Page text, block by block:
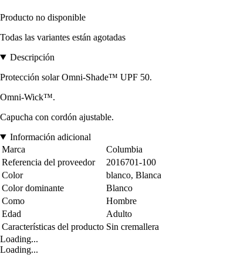
Producto no disponible
Todas las variantes están agotadas
Descripción
Protección solar Omni-Shade™ UPF 50.
Omni-Wick™.
Capucha con cordón ajustable.
Información adicional
Marca
Columbia
Referencia del proveedor
2016701-100
Color
blanco, Blanca
Color dominante
Blanco
Como
Hombre
Edad
Adulto
Características del producto Sin cremallera
Loading...
Loading...